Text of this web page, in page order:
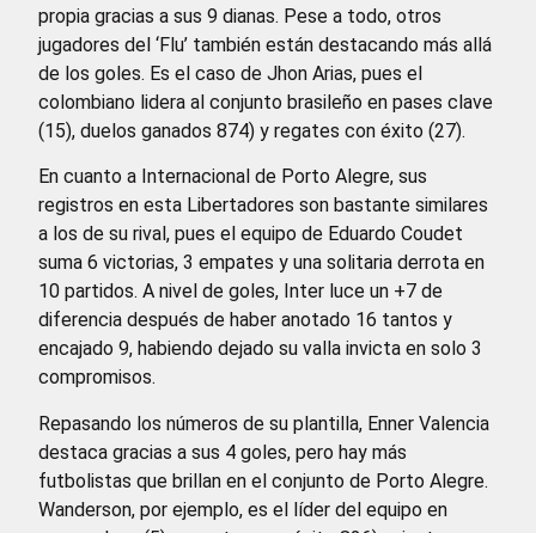
propia gracias a sus 9 dianas. Pese a todo, otros
jugadores del ‘Flu’ también están destacando más allá
de los goles. Es el caso de Jhon Arias, pues el
colombiano lidera al conjunto brasileño en pases clave
(15), duelos ganados 874) y regates con éxito (27).
En cuanto a Internacional de Porto Alegre, sus
registros en esta Libertadores son bastante similares
a los de su rival, pues el equipo de Eduardo Coudet
suma 6 victorias, 3 empates y una solitaria derrota en
10 partidos. A nivel de goles, Inter luce un +7 de
diferencia después de haber anotado 16 tantos y
encajado 9, habiendo dejado su valla invicta en solo 3
compromisos.
Repasando los números de su plantilla, Enner Valencia
destaca gracias a sus 4 goles, pero hay más
futbolistas que brillan en el conjunto de Porto Alegre.
Wanderson, por ejemplo, es el líder del equipo en